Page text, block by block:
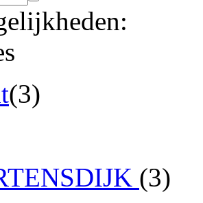
(3)
(3)